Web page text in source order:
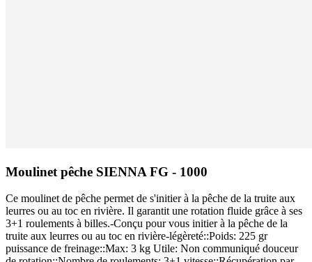
Moulinet pêche SIENNA FG - 1000
Ce moulinet de pêche permet de s'initier à la pêche de la truite aux
leurres ou au toc en rivière. Il garantit une rotation fluide grâce à ses
3+1 roulements à billes.-Conçu pour vous initier à la pêche de la
truite aux leurres ou au toc en rivière-légèreté::Poids: 225 gr
puissance de freinage::Max: 3 kg Utile: Non communiqué douceur